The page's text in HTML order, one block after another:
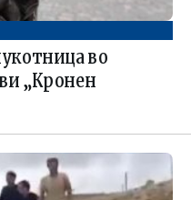
во
„Кронен